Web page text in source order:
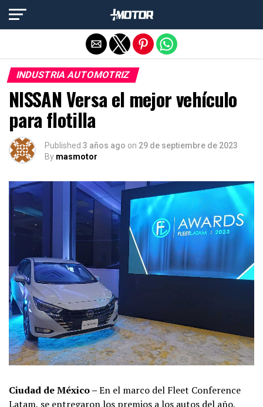
INDUSTRIA AUTOMOTRIZ
NISSAN Versa el mejor vehículo
para flotilla
Published 3 años ago on 29 de septiembre de 2023
By masmotor
Ciudad de México –En el marco del Fleet Conference
Latam, se entregaron los premios a los autos del año,
Salir de la versión móvil